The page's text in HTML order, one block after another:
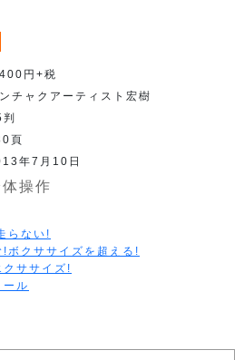
円+税
チャクアーティスト宏樹
頁
年7月10日
操作
らない!
!ボクササイズを超える!
ササイズ!
ール